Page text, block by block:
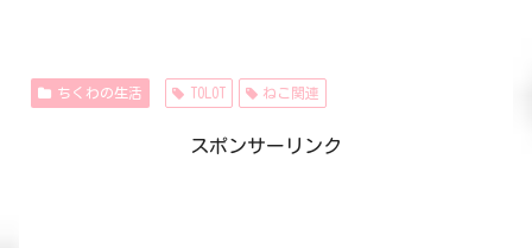
ちくわの生活 TOLOT ねこ関連
スポンサーリンク